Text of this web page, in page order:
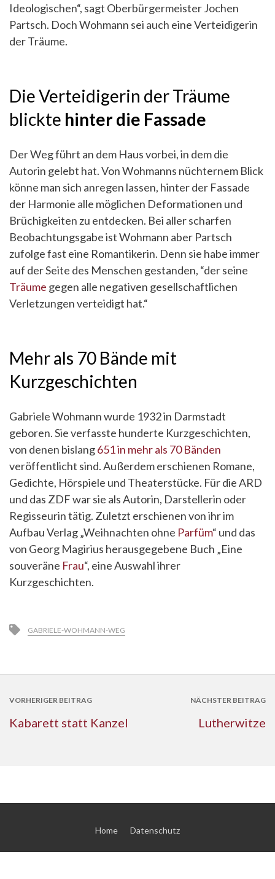
Ideologischen“, sagt Oberbürgermeister Jochen
Partsch. Doch Wohmann sei auch eine Verteidigerin
der Träume.
Die Verteidigerin der Träume
blickte hinter die Fassade
Der Weg führt an dem Haus vorbei, in dem die
Autorin gelebt hat. Von Wohmanns nüchternem Blick
könne man sich anregen lassen, hinter der Fassade
der Harmonie alle möglichen Deformationen und
Brüchigkeiten zu entdecken. Bei aller scharfen
Beobachtungsgabe ist Wohmann aber Partsch
zufolge fast eine Romantikerin. Denn sie habe immer
auf der Seite des Menschen gestanden, “der seine
Träume gegen alle negativen gesellschaftlichen
Verletzungen verteidigt hat.“
Mehr als 70 Bände mit
Kurzgeschichten
Gabriele Wohmann wurde 1932 in Darmstadt
geboren. Sie verfasste hunderte Kurzgeschichten,
von denen bislang651 in mehr als 70 Bänden
veröffentlicht sind. Außerdem erschienen Romane,
Gedichte, Hörspiele und Theaterstücke. Für die ARD
und das ZDF war sie als Autorin, Darstellerin oder
Regisseurin tätig. Zuletzt erschienen von ihr im
Aufbau Verlag „Weihnachten ohne Parfüm“ und das
von Georg Magirius herausgegebene Buch „Eine
souveräne Frau“, eine Auswahl ihrer
Kurzgeschichten.
GABRIELE-WOHMANN-WEG
VORHERIGER BEITRAG
Kabarett statt Kanzel
NÄCHSTER BEITRAG
Lutherwitze
Home Datenschutz